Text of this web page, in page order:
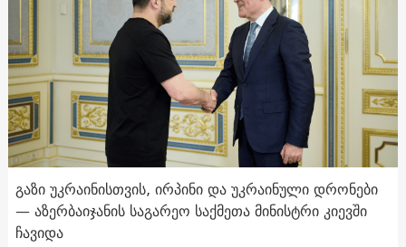
გაზი უკრაინისთვის, ირპინი და უკრაინული დრონები
— აზერბაიჯანის საგარეო საქმეთა მინისტრი კიევში
ჩავიდა